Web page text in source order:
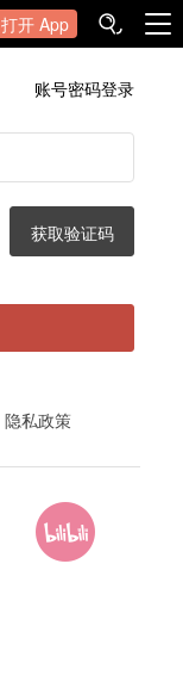
打开 App
账号密码登录
获取验证码
隐私政策